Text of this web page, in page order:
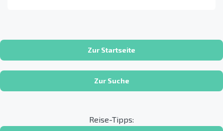
Zur Startseite
Zur Suche
Reise-Tipps: